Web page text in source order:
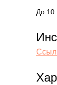
До 10